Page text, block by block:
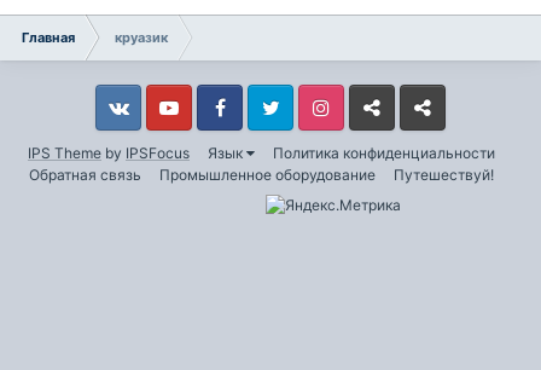
Главная круазик
IPS Theme by IPSFocus Язык
Политика конфиденциальности
Обратная связь
Промышленное оборудование Путешествуй!
VkontakteYouTube FacebookTwitter InstagramLivejournalOdnoklassniki